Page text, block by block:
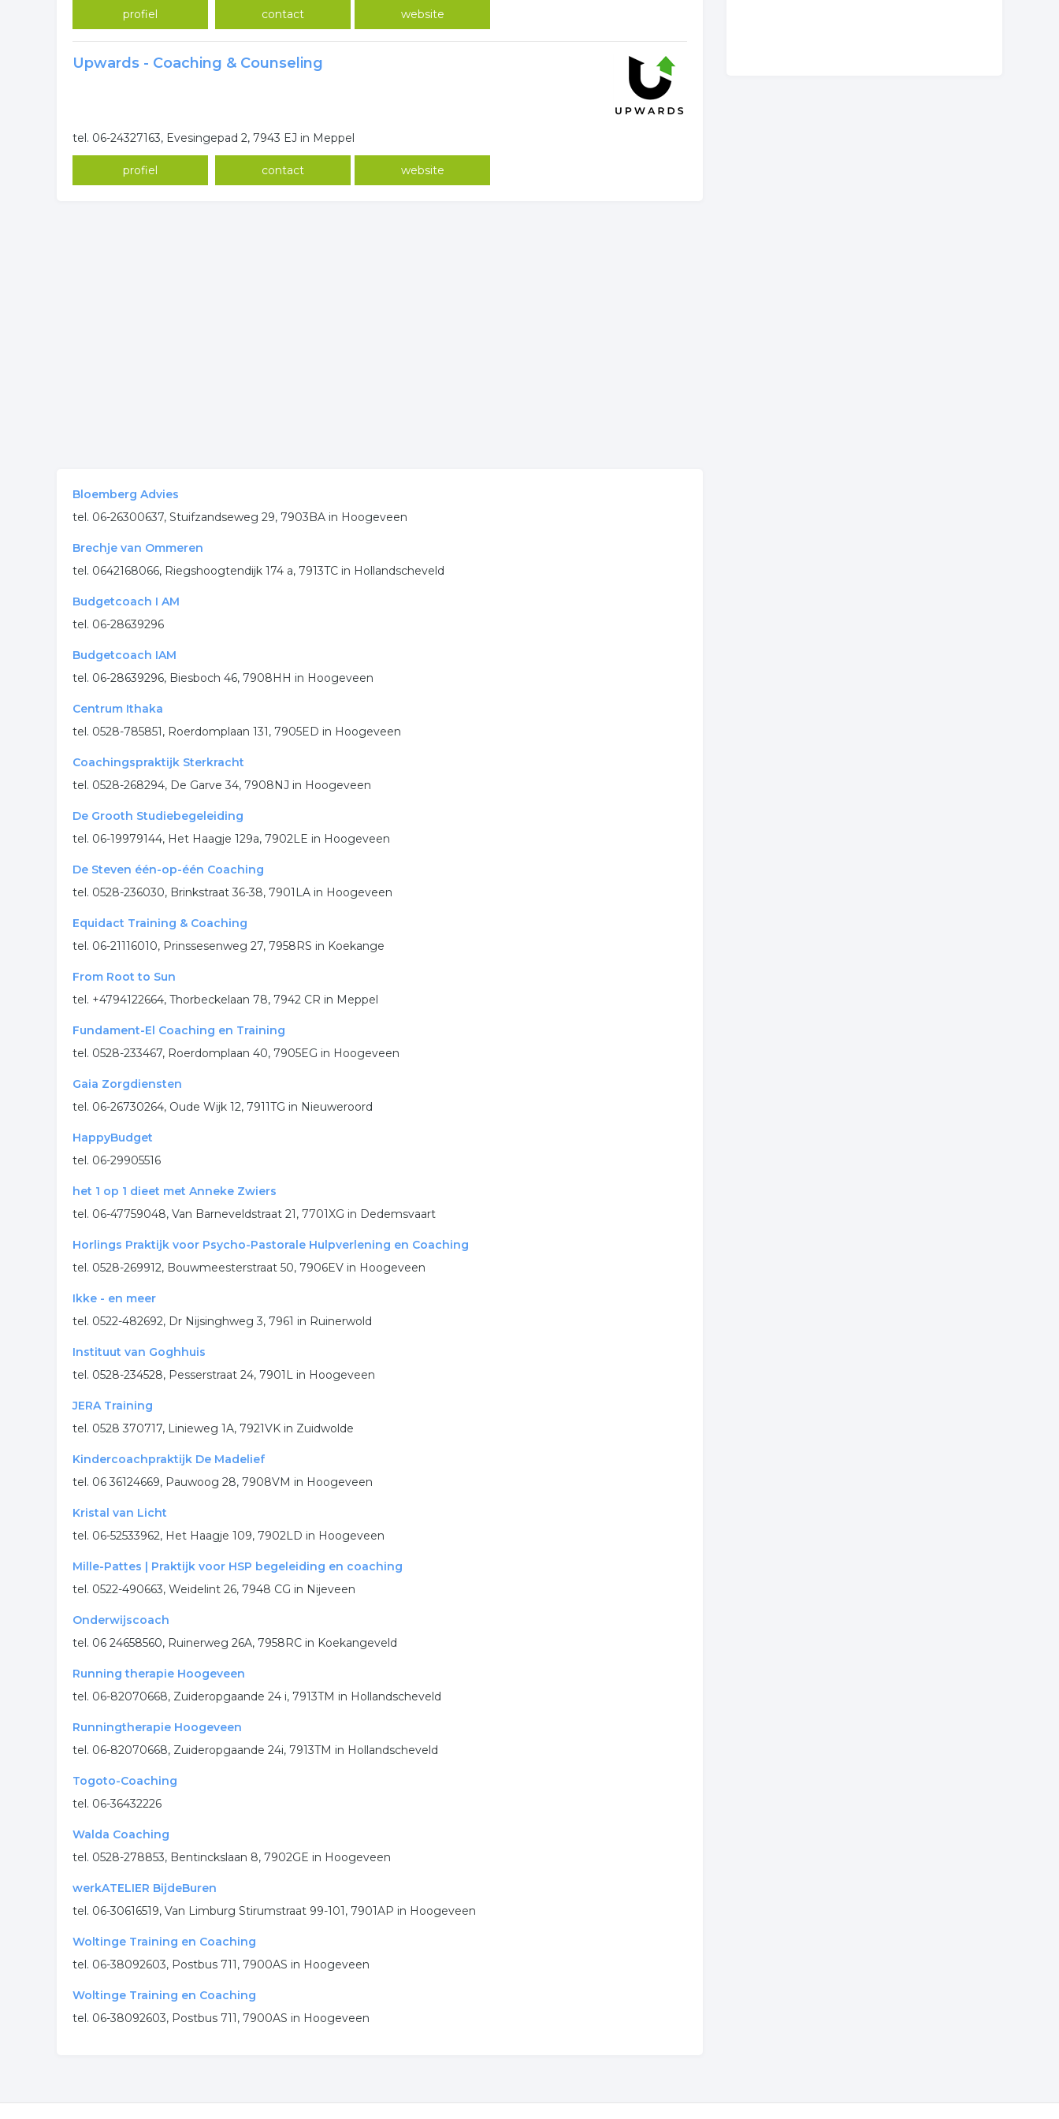
profiel contact website
Upwards - Coaching & Counseling
tel. 06-24327163, Evesingepad 2, 7943 EJ in Meppel
profiel contact website
Bloemberg Advies
tel. 06-26300637, Stuifzandseweg 29, 7903BA in Hoogeveen
Brechje van Ommeren
tel. 0642168066, Riegshoogtendijk 174 a, 7913TC in Hollandscheveld
Budgetcoach I AM
tel. 06-28639296
Budgetcoach IAM
tel. 06-28639296, Biesboch 46, 7908HH in Hoogeveen
Centrum Ithaka
tel. 0528-785851, Roerdomplaan 131, 7905ED in Hoogeveen
Coachingspraktijk Sterkracht
tel. 0528-268294, De Garve 34, 7908NJ in Hoogeveen
De Grooth Studiebegeleiding
tel. 06-19979144, Het Haagje 129a, 7902LE in Hoogeveen
De Steven één-op-één Coaching
tel. 0528-236030, Brinkstraat 36-38, 7901LA in Hoogeveen
Equidact Training & Coaching
tel. 06-21116010, Prinssesenweg 27, 7958RS in Koekange
From Root to Sun
tel. +4794122664, Thorbeckelaan 78, 7942 CR in Meppel
Fundament-El Coaching en Training
tel. 0528-233467, Roerdomplaan 40, 7905EG in Hoogeveen
Gaia Zorgdiensten
tel. 06-26730264, Oude Wijk 12, 7911TG in Nieuweroord
HappyBudget
tel. 06-29905516
het 1 op 1 dieet met Anneke Zwiers
tel. 06-47759048, Van Barneveldstraat 21, 7701XG in Dedemsvaart
Horlings Praktijk voor Psycho-Pastorale Hulpverlening en Coaching
tel. 0528-269912, Bouwmeesterstraat 50, 7906EV in Hoogeveen
Ikke - en meer
tel. 0522-482692, Dr Nijsinghweg 3, 7961 in Ruinerwold
Instituut van Goghhuis
tel. 0528-234528, Pesserstraat 24, 7901L in Hoogeveen
JERA Training
tel. 0528 370717, Linieweg 1A, 7921VK in Zuidwolde
Kindercoachpraktijk De Madelief
tel. 06 36124669, Pauwoog 28, 7908VM in Hoogeveen
Kristal van Licht
tel. 06-52533962, Het Haagje 109, 7902LD in Hoogeveen
Mille-Pattes | Praktijk voor HSP begeleiding en coaching
tel. 0522-490663, Weidelint 26, 7948 CG in Nijeveen
Onderwijscoach
tel. 06 24658560, Ruinerweg 26A, 7958RC in Koekangeveld
Running therapie Hoogeveen
tel. 06-82070668, Zuideropgaande 24 i, 7913TM in Hollandscheveld
Runningtherapie Hoogeveen
tel. 06-82070668, Zuideropgaande 24i, 7913TM in Hollandscheveld
Togoto-Coaching
tel. 06-36432226
Walda Coaching
tel. 0528-278853, Bentinckslaan 8, 7902GE in Hoogeveen
werkATELIER BijdeBuren
tel. 06-30616519, Van Limburg Stirumstraat 99-101, 7901AP in Hoogeveen
Woltinge Training en Coaching
tel. 06-38092603, Postbus 711, 7900AS in Hoogeveen
Woltinge Training en Coaching
tel. 06-38092603, Postbus 711, 7900AS in Hoogeveen